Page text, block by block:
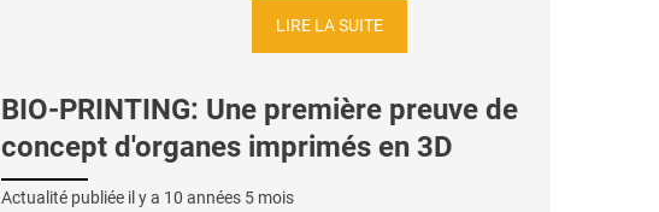
LIRE LA SUITE
BIO-PRINTING: Une première preuve de
concept d'organes imprimés en 3D
Actualité publiée il y a 10 années 5 mois